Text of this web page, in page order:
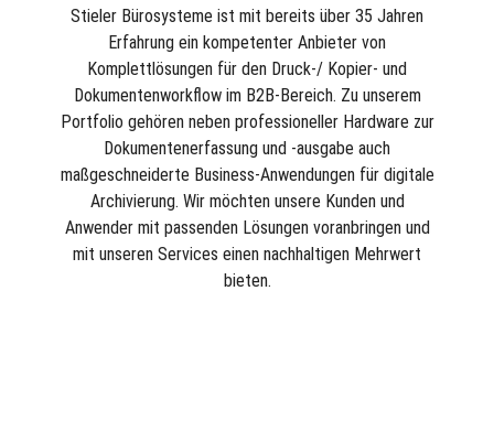
Stieler Bürosysteme ist mit bereits über 35 Jahren
Erfahrung ein kompetenter Anbieter von
Komplettlösungen für den Druck-/ Kopier- und
Dokumentenworkflow im B2B-Bereich. Zu unserem
Portfolio gehören neben professioneller Hardware zur
Dokumentenerfassung und -ausgabe auch
maßgeschneiderte Business-Anwendungen für digitale
Archivierung. Wir möchten unsere Kunden und
Anwender mit passenden Lösungen voranbringen und
mit unseren Services einen nachhaltigen Mehrwert
bieten.